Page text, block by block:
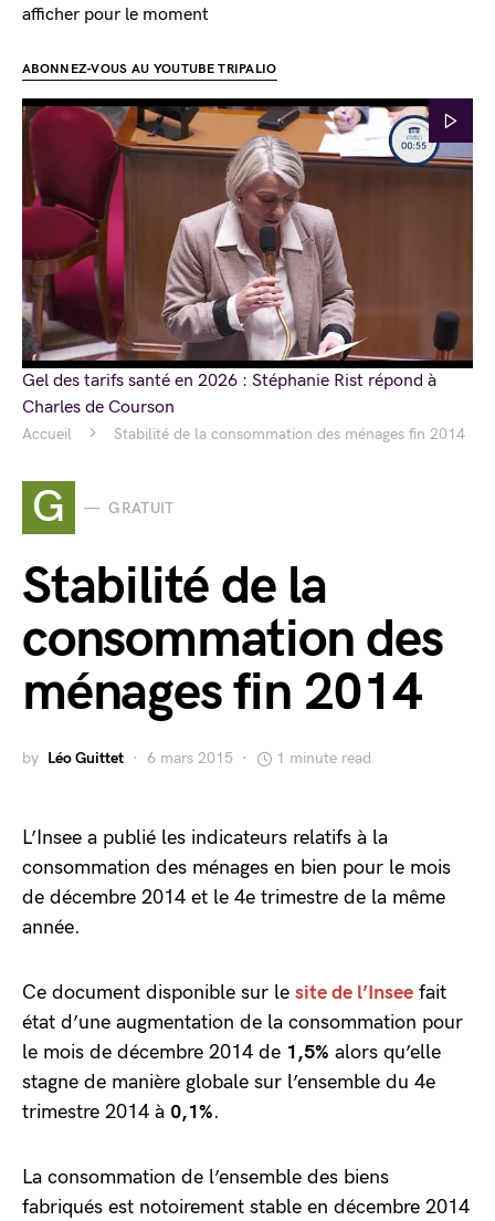
Accueil Stabilité de la consommation des ménages fin 2014
G GRATUIT
Stabilité de la
consommation des
ménages fin 2014
by Léo Guittet 6 mars 2015 1 minute read
L’Insee a publié les indicateurs relatifs à la
consommation des ménages en bien pour le mois
de décembre 2014 et le 4e trimestre de la même
année.
Ce document disponible sur le site de l’Insee fait
état d’une augmentation de la consommation pour
le mois de décembre 2014 de 1,5% alors qu’elle
stagne de manière globale sur l’ensemble du 4e
trimestre 2014 à 0,1%.
La consommation de l’ensemble des biens
fabriqués est notoirement stable en décembre 2014
afficher pour le moment
ABONNEZ-VOUS AU YOUTUBE TRIPALIO
Gel des tarifs santé en 2026 : Stéphanie Rist répond à
Charles de Courson